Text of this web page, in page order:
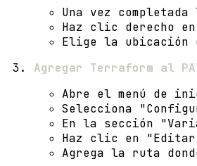
Una vez
Haz clic derecho
Elige la ubicación
Agregar Terraform al
Abre el menú de
Selecciona
En la sección
Haz clic en
Agrega la ruta